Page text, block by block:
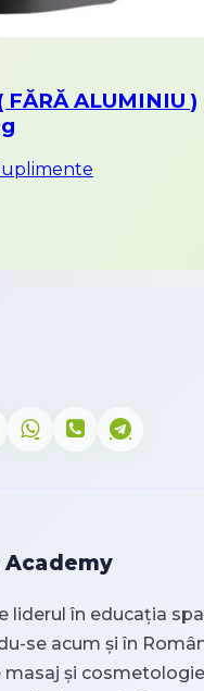
ALUMINIU )
Academy
liderul în educația
se acum și în
și